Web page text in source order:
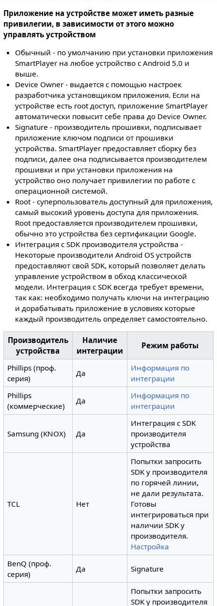
Приложение на устройстве может иметь разные
привилегии, в зависимости от этого можно
управлять устройством
Обычный - по умолчанию при установки приложения
SmartPlayer на любое устройство с Android 5.0 и
выше.
Device Owner - выдается с помощью настроек
разработчика установщиком приложения. Если на
устройстве есть root доступ, приложение SmartPlayer
автоматически повысит себе права до Device Owner.
Signature - производитель прошивки, подписывает
приложение ключом подписи от прошивки
устройства. SmartPlayer предоставляет сборку без
подписи, далее она подписывается производителем
прошивки и при установки приложения на
устройство оно получает привилегии по работе с
операционной системой.
Root - суперпользователь доступный для приложения,
самый высокий уровень доступа для приложения.
Root предоставляется производителем прошивки,
обычно это устройства без сертификации Google.
Интеграция с SDK производителя устройства -
Некоторые производители Android OS устройств
предоставляют свой SDK, который позволяет делать
управление устройством в обход классической
модели. Интеграция с SDK всегда требует времени,
так как: необходимо получать ключи на интеграцию
и дорабатывать приложение в условиях которые
каждый производитель определяет самостоятельно.
Производитель
устройства
Наличие
интеграции
Режим работы
Phillips (проф.
серия)
Да
Информация по
интеграции
Phillips
(коммерческие)
Да
Информация по
интеграции
Samsung (KNOX) Да
Интеграция с SDK
производителя
устройства
TCL Нет
Попытки запросить
SDK у производителя
по горячей линии,
не дали результата.
Готовы
интегрироваться при
наличии SDK у
производителя.
Настройка
BenQ (проф.
серия)
Да Signature
Попытки запросить
SDK у производителя